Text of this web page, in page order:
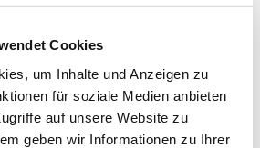
Cookies
um Inhalte und Anzeigen zu
für soziale Medien anbieten
auf unsere Website zu
geben wir Informationen zu Ihrer